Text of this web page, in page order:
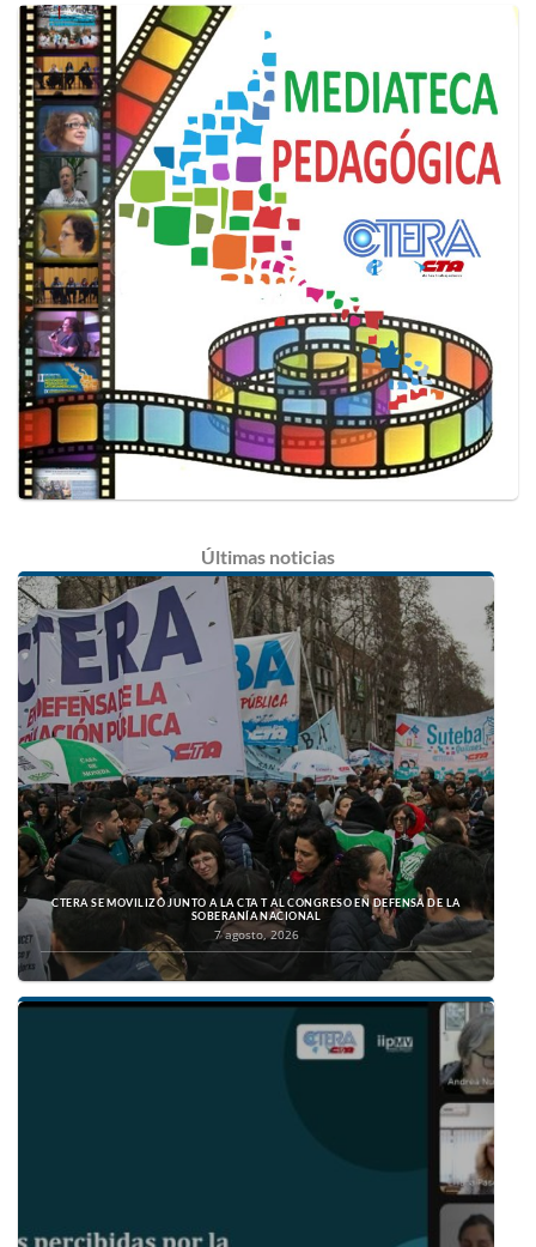
Últimas noticias
CTERA SE MOVILIZÓ JUNTO A LA CTA T AL CONGRESO EN DEFENSA DE LA
SOBERANÍA NACIONAL
7 agosto, 2026